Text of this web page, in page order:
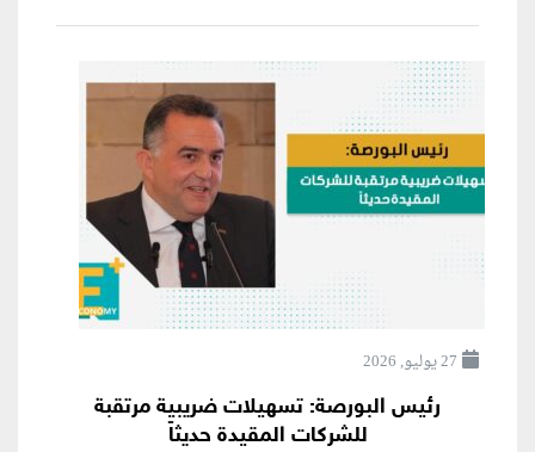
27 يوليو, 2026
رئيس البورصة: تسهيلات ضريبية مرتقبة
للشركات المقيدة حديثاً